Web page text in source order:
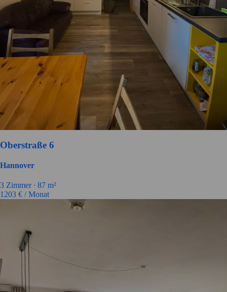
Oberstraße 6
Hannover
3 Zimmer ∙ 87 m²
1203 € / Monat